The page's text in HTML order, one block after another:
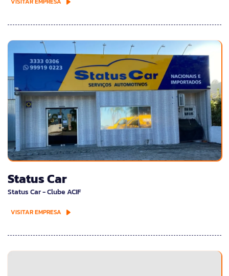
Status Car
Status Car - Clube ACIF
VISITAR EMPRESA